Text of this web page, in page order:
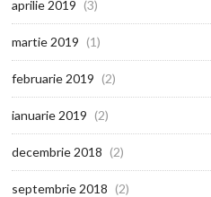
aprilie 2019 (3)
martie 2019 (1)
februarie 2019 (2)
ianuarie 2019 (2)
decembrie 2018 (2)
septembrie 2018 (2)